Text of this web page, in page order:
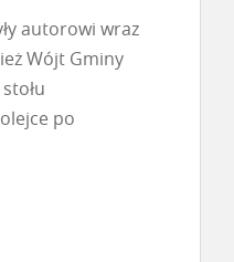
autorowi wraz
Wójt Gminy
po